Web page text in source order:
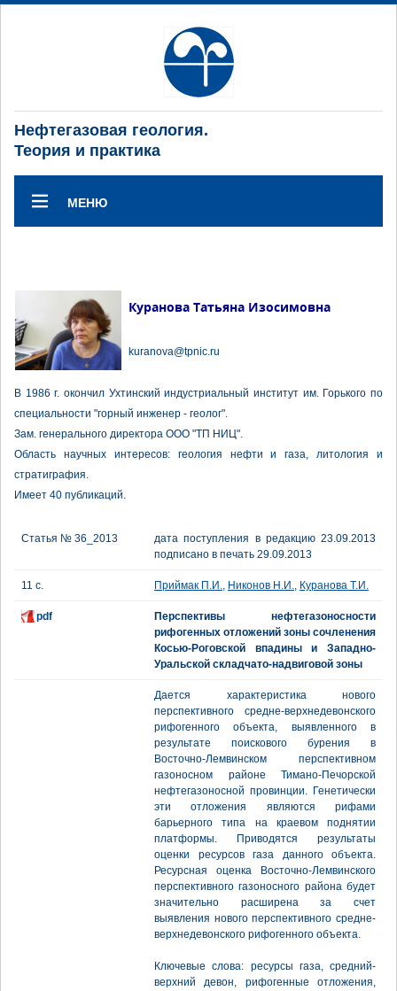
Нефтегазовая геология.
Теория и практика
МЕНЮ
Куранова Татьяна Изосимовна
kuranova@tpnic.ru
В 1986 г. окончил Ухтинский индустриальный институт им. Горького по
специальности "горный инженер - геолог".
Зам. генерального директора ООО "ТП НИЦ".
Область научных интересов: геология нефти и газа, литология и
стратиграфия.
Имеет 40 публикаций.
Статья № 36_2013
дата поступления в редакцию 23.09.2013
подписано в печать 29.09.2013
11 с. Приймак П.И., Никонов Н.И., Куранова Т.И.
pdf
Перспективы нефтегазоносности
рифогенных отложений зоны сочленения
Косью-Роговской впадины и Западно-
Уральской складчато-надвиговой зоны
Дается характеристика нового
перспективного средне-верхнедевонского
рифогенного объекта, выявленного в
результате поискового бурения в
Восточно-Лемвинском перспективном
газоносном районе Тимано-Печорской
нефтегазоносной провинции. Генетически
эти отложения являются рифами
барьерного типа на краевом поднятии
платформы. Приводятся результаты
оценки ресурсов газа данного объекта.
Ресурсная оценка Восточно-Лемвинского
перспективного газоносного района будет
значительно расширена за счет
выявления нового перспективного средне-
верхнедевонского рифогенного объекта.
Ключевые слова: ресурсы газа, средний-
верхний девон, рифогенные отложения,